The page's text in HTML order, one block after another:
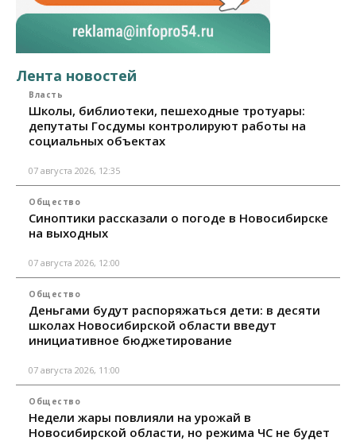
Лента новостей
Власть
Школы, библиотеки, пешеходные тротуары:
депутаты Госдумы контролируют работы на
социальных объектах
07 августа 2026, 12:35
Общество
Синоптики рассказали о погоде в Новосибирске
на выходных
07 августа 2026, 12:00
Общество
Деньгами будут распоряжаться дети: в десяти
школах Новосибирской области введут
инициативное бюджетирование
07 августа 2026, 11:00
Общество
Недели жары повлияли на урожай в
Новосибирской области, но режима ЧС не будет